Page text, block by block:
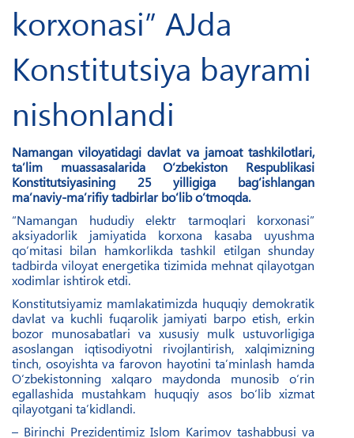
korxonasi” AJda
Konstitutsiya bayrami
nishonlandi
Namangan viloyatidagi davlat va jamoat tashkilotlari,
ta’lim muassasalarida O‘zbekiston Respublikasi
Konstitutsiyasining 25 yilligiga bag‘ishlangan
ma’naviy-ma’rifiy tadbirlar bo‘lib o‘tmoqda.
“Namangan hududiy elektr tarmoqlari korxonasi”
aksiyadorlik jamiyatida korxona kasaba uyushma
qo‘mitasi bilan hamkorlikda tashkil etilgan shunday
tadbirda viloyat energetika tizimida mehnat qilayotgan
xodimlar ishtirok etdi.
Konstitutsiyamiz mamlakatimizda huquqiy demokratik
davlat va kuchli fuqarolik jamiyati barpo etish, erkin
bozor munosabatlari va xususiy mulk ustuvorligiga
asoslangan iqtisodiyotni rivojlantirish, xalqimizning
tinch, osoyishta va farovon hayotini ta’minlash hamda
O‘zbekistonning xalqaro maydonda munosib o‘rin
egallashida mustahkam huquqiy asos bo‘lib xizmat
qilayotgani ta’kidlandi.
– Birinchi Prezidentimiz Islom Karimov tashabbusi va